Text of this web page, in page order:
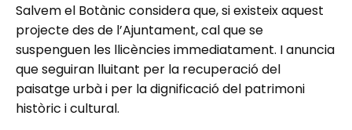
Salvem el Botànic considera que, si existeix aquest
projecte des de l’Ajuntament, cal que se
suspenguen les llicències immediatament. I anuncia
que seguiran lluitant per la recuperació del
paisatge urbà i per la dignificació del patrimoni
històric i cultural.